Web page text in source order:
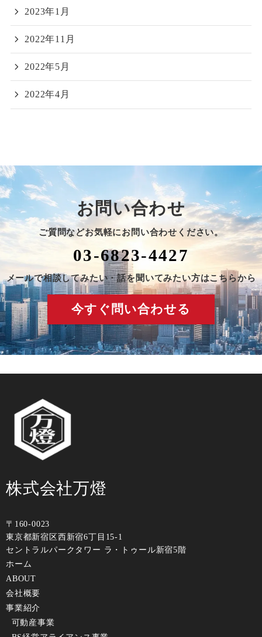
2023年1月
2022年11月
2022年5月
2022年4月
お問い合わせ
ご質問などお気軽にお問い合わせください。
03-6823-4427
メールで相談してみたい・話を聞いてみたい方はこちらから
今すぐ問い合わせる
株式会社万燈
〒160-0023
東京都新宿区⻄新宿6丁⽬15-1
セントラルパークタワー ラ・トゥール新宿5階
ホーム
ABOUT
会社概要
事業紹介
可動産事業